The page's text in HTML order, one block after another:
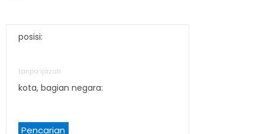
posisi:
tanpa ijazah
kota, bagian negara:
Pencarian